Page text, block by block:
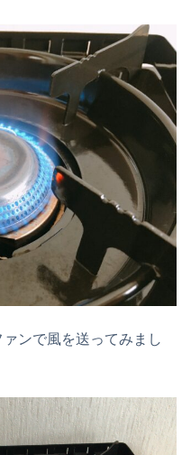
ンで風を送ってみまし